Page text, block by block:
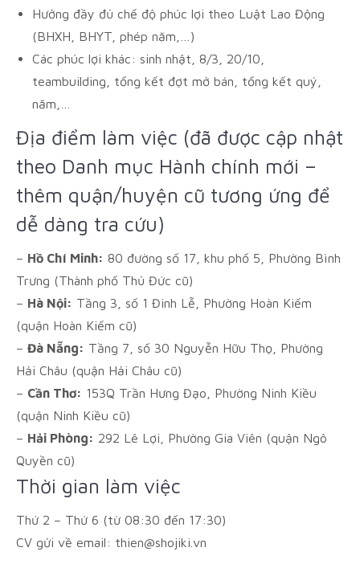
Hưởng đầy đủ chế độ phúc lợi theo Luật Lao Động
(BHXH, BHYT, phép năm,…)
Các phúc lợi khác: sinh nhật, 8/3, 20/10,
teambuilding, tổng kết đợt mở bán, tổng kết quý,
năm,…
Địa điểm làm việc (đã được cập nhật
theo Danh mục Hành chính mới –
thêm quận/huyện cũ tương ứng để
dễ dàng tra cứu)
– Hồ Chí Minh: 80 đường số 17, khu phố 5, Phường Bình
Trưng (Thành phố Thủ Đức cũ)
– Hà Nội: Tầng 3, số 1 Đinh Lễ, Phường Hoàn Kiếm
(quận Hoàn Kiếm cũ)
– Đà Nẵng: Tầng 7, số 30 Nguyễn Hữu Thọ, Phường
Hải Châu (quận Hải Châu cũ)
– Cần Thơ: 153Q Trần Hưng Đạo, Phường Ninh Kiều
(quận Ninh Kiều cũ)
– Hải Phòng: 292 Lê Lợi, Phường Gia Viên (quận Ngô
Quyền cũ)
Thời gian làm việc
Thứ 2 – Thứ 6 (từ 08:30 đến 17:30)
CV gửi về email: thien@shojiki.vn